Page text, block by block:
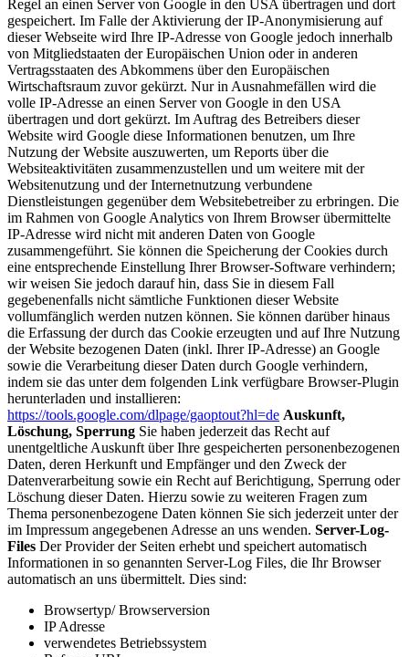
Regel an einen Server von Google in den USA übertragen und dort
gespeichert. Im Falle der Aktivierung der IP-Anonymisierung auf
dieser Webseite wird Ihre IP-Adresse von Google jedoch innerhalb
von Mitgliedstaaten der Europäischen Union oder in anderen
Vertragsstaaten des Abkommens über den Europäischen
Wirtschaftsraum zuvor gekürzt. Nur in Ausnahmefällen wird die
volle IP-Adresse an einen Server von Google in den USA
übertragen und dort gekürzt. Im Auftrag des Betreibers dieser
Website wird Google diese Informationen benutzen, um Ihre
Nutzung der Website auszuwerten, um Reports über die
Websiteaktivitäten zusammenzustellen und um weitere mit der
Websitenutzung und der Internetnutzung verbundene
Dienstleistungen gegenüber dem Websitebetreiber zu erbringen. Die
im Rahmen von Google Analytics von Ihrem Browser übermittelte
IP-Adresse wird nicht mit anderen Daten von Google
zusammengeführt. Sie können die Speicherung der Cookies durch
eine entsprechende Einstellung Ihrer Browser-Software verhindern;
wir weisen Sie jedoch darauf hin, dass Sie in diesem Fall
gegebenenfalls nicht sämtliche Funktionen dieser Website
vollumfänglich werden nutzen können. Sie können darüber hinaus
die Erfassung der durch das Cookie erzeugten und auf Ihre Nutzung
der Website bezogenen Daten (inkl. Ihrer IP-Adresse) an Google
sowie die Verarbeitung dieser Daten durch Google verhindern,
indem sie das unter dem folgenden Link verfügbare Browser-Plugin
herunterladen und installieren:
https://tools.google.com/dlpage/gaoptout?hl=de Auskunft,
Löschung, Sperrung Sie haben jederzeit das Recht auf
unentgeltliche Auskunft über Ihre gespeicherten personenbezogenen
Daten, deren Herkunft und Empfänger und den Zweck der
Datenverarbeitung sowie ein Recht auf Berichtigung, Sperrung oder
Löschung dieser Daten. Hierzu sowie zu weiteren Fragen zum
Thema personenbezogene Daten können Sie sich jederzeit unter der
im Impressum angegebenen Adresse an uns wenden. Server-Log-
Files Der Provider der Seiten erhebt und speichert automatisch
Informationen in so genannten Server-Log Files, die Ihr Browser
automatisch an uns übermittelt. Dies sind:
Browsertyp/ Browserversion
IP Adresse
verwendetes Betriebssystem